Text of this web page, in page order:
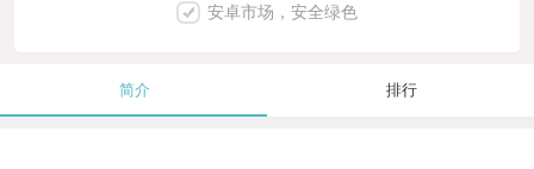
安卓市场，安全绿色
简介 排行